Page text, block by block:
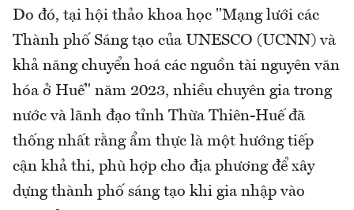
Do đó, tại hội thảo khoa học "Mạng lưới các
Thành phố Sáng tạo của UNESCO (UCNN) và
khả năng chuyển hoá các nguồn tài nguyên văn
hóa ở Huế" năm 2023, nhiều chuyên gia trong
nước và lãnh đạo tỉnh Thừa Thiên-Huế đã
thống nhất rằng ẩm thực là một hướng tiếp
cận khả thi, phù hợp cho địa phương để xây
dựng thành phố sáng tạo khi gia nhập vào